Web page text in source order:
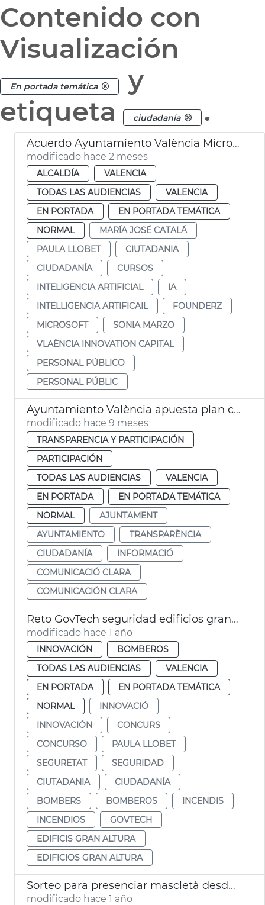
Contenido con
Visualización
En portada temática
y
etiqueta
ciudadanía .
Acuerdo Ayuntamiento València Microsoft cursos IA
modificado hace 2 meses
ALCALDÍA
VALENCIA
TODAS LAS AUDIENCIAS
VALENCIA
EN PORTADA
EN PORTADA TEMÁTICA
NORMAL
MARÍA JOSÉ CATALÁ
PAULA LLOBET
CIUTADANIA
CIUDADANÍA
CURSOS
INTELIGENCIA ARTIFICIAL
IA
INTELLIGENCIA ARTIFICAIL
FOUNDERZ
MICROSOFT
SONIA MARZO
VLAÈNCIA INNOVATION CAPITAL
PERSONAL PÚBLICO
PERSONAL PÚBLIC
Ayuntamiento València apuesta plan comunicación clara
modificado hace 9 meses
TRANSPARENCIA Y PARTICIPACIÓN
PARTICIPACIÓN
TODAS LAS AUDIENCIAS
VALENCIA
EN PORTADA
EN PORTADA TEMÁTICA
NORMAL
AJUNTAMENT
AYUNTAMIENTO
TRANSPARÈNCIA
CIUDADANÍA
INFORMACIÓ
COMUNICACIÓ CLARA
COMUNICACIÓN CLARA
Reto GovTech seguridad edificios gran altura
modificado hace 1 año
INNOVACIÓN
BOMBEROS
TODAS LAS AUDIENCIAS
VALENCIA
EN PORTADA
EN PORTADA TEMÁTICA
NORMAL
INNOVACIÓ
INNOVACIÓN
CONCURS
CONCURSO
PAULA LLOBET
SEGURETAT
SEGURIDAD
CIUTADANIA
CIUDADANÍA
BOMBERS
BOMBEROS
INCENDIS
INCENDIOS
GOVTECH
EDIFICIS GRAN ALTURA
EDIFICIOS GRAN ALTURA
Sorteo para presenciar mascletà desde el balcón del Ayuntamiento València
modificado hace 1 año